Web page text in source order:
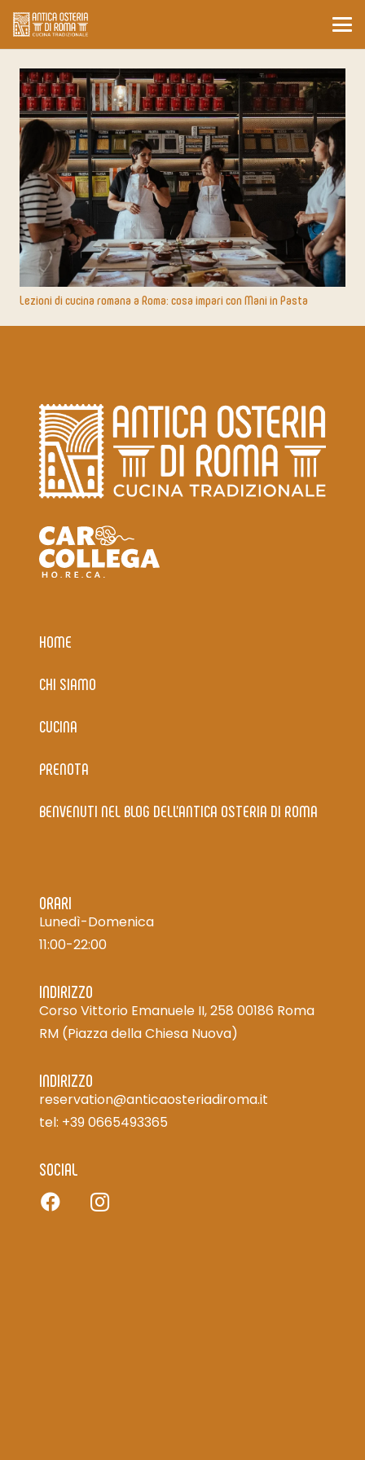
Lezioni di cucina romana a Roma: cosa impari con Mani in Pasta
HOME
CHI SIAMO
CUCINA
PRENOTA
BENVENUTI NEL BLOG DELL’ANTICA OSTERIA DI ROMA
ORARI
Lunedì-Domenica
11:00-22:00
INDIRIZZO
Corso Vittorio Emanuele II, 258 00186 Roma
RM (Piazza della Chiesa Nuova)
INDIRIZZO
reservation@anticaosteriadiroma.it
tel: +39 0665493365
SOCIAL